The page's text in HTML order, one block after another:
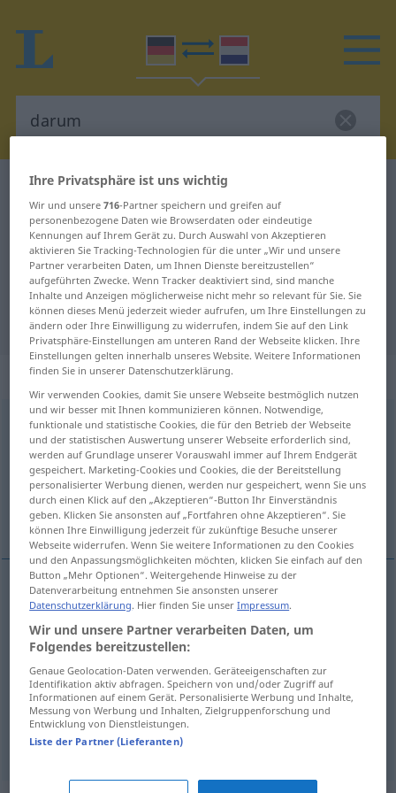
Deutsch-Niederländisch Wörterbuch
Deutsch-Niederländisch
Übersetzung für "darum"
"darum" Niederländisch
Übersetzung
„darum“
darum
Übersicht aller Übersetzungen
(Für mehr Details die Übersetzung anklicken/antippen)
daarom, erom, daarom, eromheen
daarom,erom darum
daarom darumdeshalb
eromheen darumörtlich
darum → siehe „ drum
Ihre Privatsphäre ist uns wichtig
Wir und unsere716-Partner speichern und greifen auf
personenbezogene Daten wie Browserdaten oder eindeutige
Kennungen auf Ihrem Gerät zu. Durch Auswahl von Akzeptieren
aktivieren Sie Tracking-Technologien für die unter „Wir und unsere
Partner verarbeiten Daten, um Ihnen Dienste bereitzustellen“
aufgeführten Zwecke. Wenn Tracker deaktiviert sind, sind manche
Inhalte und Anzeigen möglicherweise nicht mehr so relevant für Sie. Sie
können dieses Menü jederzeit wieder aufrufen, um Ihre Einstellungen zu
ändern oder Ihre Einwilligung zu widerrufen, indem Sie auf den Link
Privatsphäre-Einstellungen am unteren Rand der Webseite klicken. Ihre
Einstellungen gelten innerhalb unseres Website. Weitere Informationen
finden Sie in unserer Datenschutzerklärung.
Wir verwenden Cookies, damit Sie unsere Webseite bestmöglich nutzen
und wir besser mit Ihnen kommunizieren können. Notwendige,
funktionale und statistische Cookies, die für den Betrieb der Webseite
und der statistischen Auswertung unserer Webseite erforderlich sind,
werden auf Grundlage unserer Vorauswahl immer auf Ihrem Endgerät
gespeichert. Marketing-Cookies und Cookies, die der Bereitstellung
personalisierter Werbung dienen, werden nur gespeichert, wenn Sie uns
durch einen Klick auf den „Akzeptieren“-Button Ihr Einverständnis
geben. Klicken Sie ansonsten auf „Fortfahren ohne Akzeptieren“. Sie
können Ihre Einwilligung jederzeit für zukünftige Besuche unserer
Webseite widerrufen. Wenn Sie weitere Informationen zu den Cookies
und den Anpassungsmöglichkeiten möchten, klicken Sie einfach auf den
Button „Mehr Optionen“. Weitergehende Hinweise zu der
Datenverarbeitung entnehmen Sie ansonsten unserer
Datenschutzerklärung. Hier finden Sie unserImpressum.
Wir und unsere Partner verarbeiten Daten, um
Folgendes bereitzustellen:
Genaue Geolocation-Daten verwenden. Geräteeigenschaften zur
Identifikation aktiv abfragen. Speichern von und/oder Zugriff auf
Informationen auf einem Gerät. Personalisierte Werbung und Inhalte,
Messung von Werbung und Inhalten, Zielgruppenforschung und
Entwicklung von Dienstleistungen.
Liste der Partner (Lieferanten)